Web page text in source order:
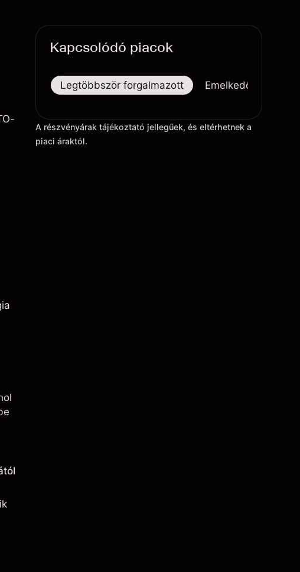
Kapcsolódó piacok
Legtöbbször forgalmazott Emelkedők
A részvényárak tájékoztató jellegűek, és eltérhetnek a
piaci áraktól.